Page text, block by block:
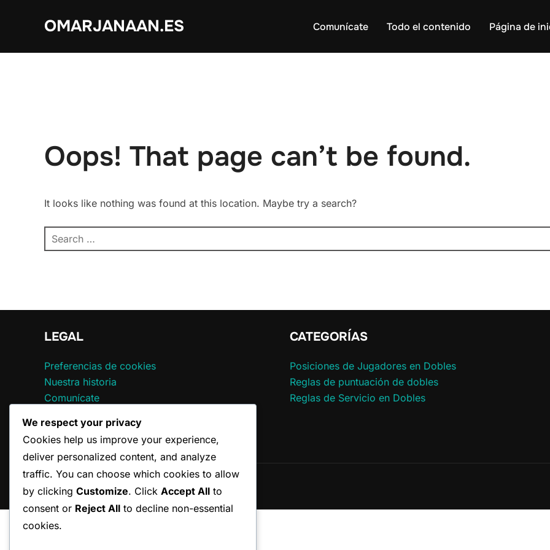
OMARJANAAN.ES Comunícate Todo el contenido Página de
Oops! That page can’t be found.
It looks like nothing was found at this location. Maybe try a search?
Search
for:
LEGAL
Preferencias de cookies
Nuestra historia
Comunícate
Política de privacidad
CATEGORÍAS
Posiciones de Jugadores en Dobles
Reglas de puntuación de dobles
Reglas de Servicio en Dobles
Copyright © 2026 omarjanaan.es
We respect your privacy
Cookies help us improve your experience,
deliver personalized content, and analyze
traffic. You can choose which cookies to allow
by clicking Customize. Click Accept All to
consent or Reject All to decline non-essential
cookies.